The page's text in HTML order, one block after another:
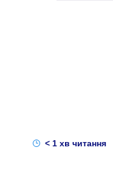
< 1 хв читання